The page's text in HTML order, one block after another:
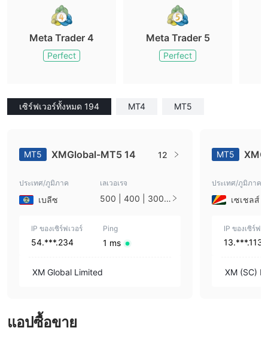
Meta Trader 4
Perfect
Meta Trader 5
Perfect
เซิร์ฟเวอร์ทั้งหมด 194 MT4 MT5
MT5 XMGlobal-MT5 14 12
ประเทศ/ภูมิภาค
เบลีซ
เลเวอเรจ
500 | 400 | 300 |
3 | 25 | 10 | 5 | 3
| 2 | 1
IP ของเซิร์ฟเวอร์
54.***.234
Ping
1 ms
XM Global Limited
MT5
ประเทศ/ภูมิภาค
เซเชลส์
IP ของเซิร์ฟเ
13.***.113
XM (SC)
แอปซื้อขาย